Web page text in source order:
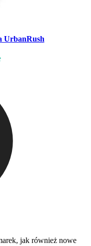
UrbanRush
jak również nowe